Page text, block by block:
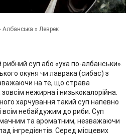
Албанська » Леврек
суп або «уха по-албанськи».
окуня чи лаврака (сибас) з
на те, що страва
нежирна і низькокалорійна.
харчування такий суп напевно
всім небайдужим до риби. Суп
та ароматним, незважаючи
інгредієнтів. Серед місцевих